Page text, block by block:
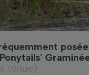
ténue)